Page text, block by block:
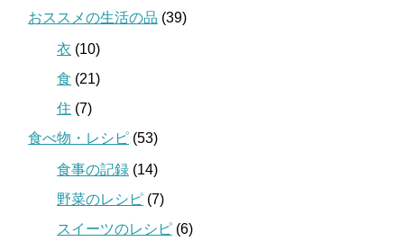
おススメの生活の品 (39)
衣 (10)
食 (21)
住 (7)
食べ物・レシピ (53)
食事の記録 (14)
野菜のレシピ (7)
スイーツのレシピ (6)